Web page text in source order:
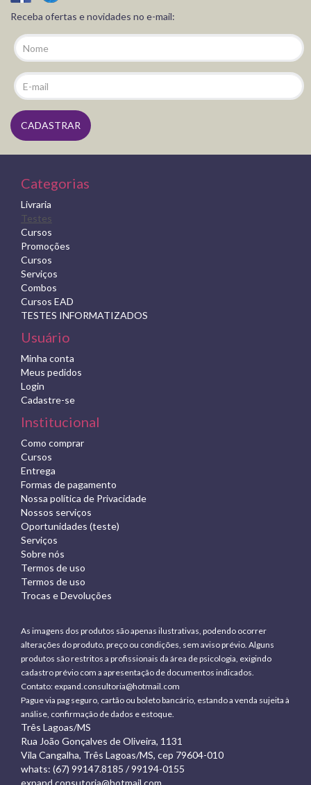
Receba ofertas e novidades no e-mail:
Categorias
Livraria
Testes
Cursos
Promoções
Cursos
Serviços
Combos
Cursos EAD
TESTES INFORMATIZADOS
Usuário
Minha conta
Meus pedidos
Login
Cadastre-se
Institucional
Como comprar
Cursos
Entrega
Formas de pagamento
Nossa política de Privacidade
Nossos serviços
Oportunidades (teste)
Serviços
Sobre nós
Termos de uso
Termos de uso
Trocas e Devoluções
As imagens dos produtos são apenas ilustrativas, podendo ocorrer
alterações do produto, preço ou condições, sem aviso prévio. Alguns
produtos são restritos a profissionais da área de psicologia, exigindo
cadastro prévio com a apresentação de documentos indicados.
Contato: expand.consultoria@hotmail.com
Pague via pag seguro, cartão ou boleto bancário, estando a venda sujeita à
análise, confirmação de dados e estoque.
Três Lagoas/MS
Rua João Gonçalves de Oliveira, 1131
Vila Cangalha, Três Lagoas/MS, cep 79604-010
whats: (67) 99147.8185 / 99194-0155
expand.consutoria@hotmail.com